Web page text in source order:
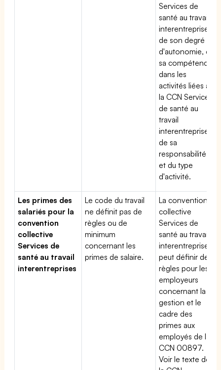
Services de
santé au travail
interentreprises,
de son degré
d'autonomie, de
sa compétence
dans les
activités liées à
la CCN Services
de santé au
travail
interentreprises,
de sa
responsabilité
et du type
d'activité.
Les primes des
salariés pour la
convention
collective
Services de
santé au travail
interentreprises
Le code du travail
ne définit pas de
règles ou de
minimum
concernant les
primes de salaire.
La convention
collective
Services de
santé au travail
interentreprises
peut définir des
règles pour les
employeurs
concernant la
gestion et le
cadre des
primes aux
employés de la
CCN 00897.
Voir le texte de